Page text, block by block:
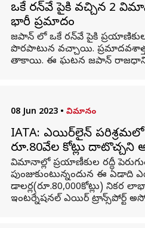
ఒకే రన్‌వే పైకి వచ్చిన 2
భారీ ప్రమాదం
జపాన్ లో ఒకే రన్‌వే పైకి
పొరపాటున వచ్చాయి.
తాకాయి. ఈ ఘటన జపాన్‌ రాజధాని
08 Jun 2023 • విమానం
IATA: ఎయిర్‌లైన్
రూ.80వేల కోట్లు దాటొచ్చని
విమానాల్లో ప్రయాణీకుల రద్దీ
పుంజుకుంటున్నందున ఈ
డాలర్ల(రూ.80,000కోట్లు) నికర
ఇంటర్నేషనల్ ఎయిర్ ట్రాన్స్‌పోర్ట్